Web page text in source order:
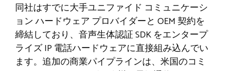
同社はすでに大手ユニファイド コミュニケーシ
ョン ハードウェア プロバイダーと OEM 契約を
締結しており、音声生体認証 SDK をエンタープ
ライズ IP 電話ハードウェアに直接組み込んでい
ます。追加の商業パイプラインは、米国のコミ